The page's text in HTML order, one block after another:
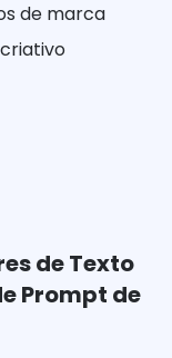
de marca
de Texto
Prompt de